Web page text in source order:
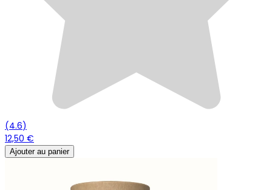
(4.6)
12,50 €
Ajouter au panier